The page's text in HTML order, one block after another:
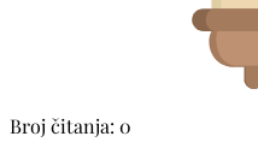
Broj čitanja: 0